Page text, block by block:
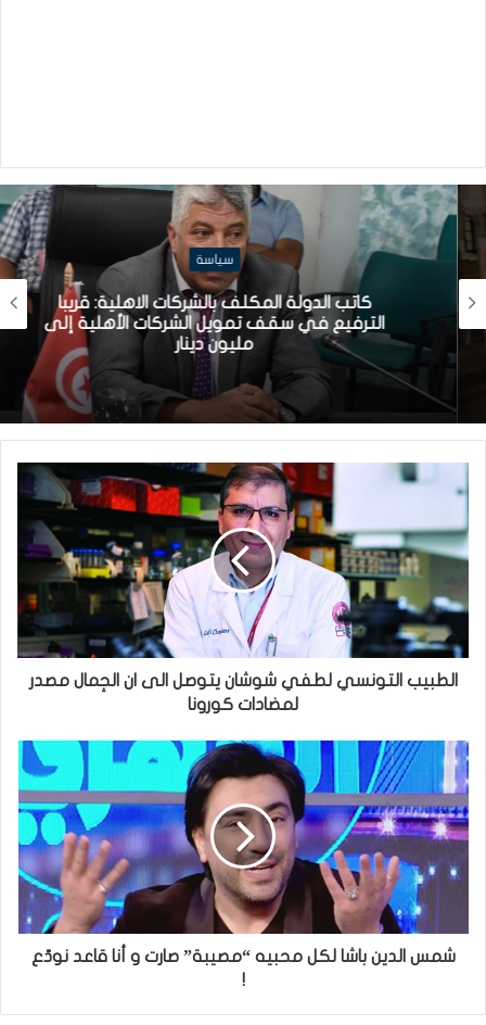
سياسة
كاتب الدولة المكلف بالشركات الاهلية: قريبا
الترفيع في سقف تمويل الشركات الأهلية إلى
مليون دينار
الطبيب التونسي لطفي شوشان يتوصل الى ان الجِمال مصدر
لمضادات كورونا
شمس الدين باشا لكل محبيه “مصيبة” صارت و أنا قاعد نودّع
!